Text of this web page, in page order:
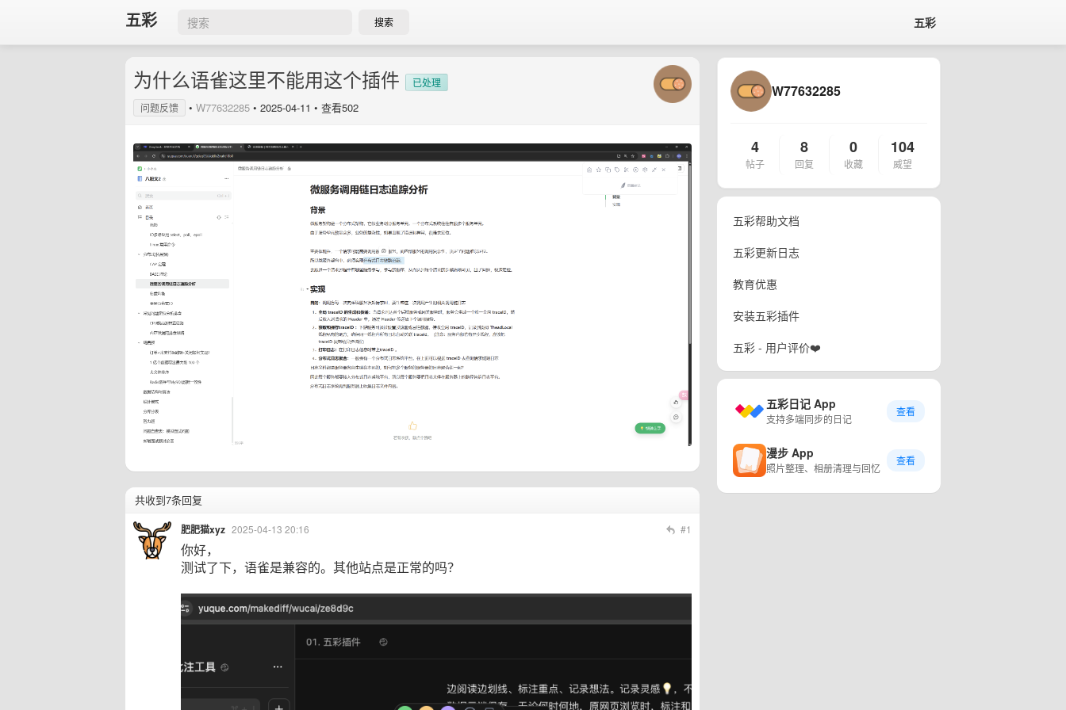
五彩 搜索 五彩
为什么语雀这里不能用这个插件
已处理
问题反馈
• W77632285 • 2025-04-11 • 查看502
共收到7条回复
肥肥猫xyz 2025-04-13 20:16 #1
你好，
测试了下，语雀是兼容的。其他站点是正常的吗？
W77632285
4
帖子
8
回复
0
收藏
104
威望
五彩帮助文档
五彩更新日志
教育优惠
安装五彩插件
五彩 - 用户评价❤️
五彩日记 App
支持多端同步的日记
查看
漫步 App
照片整理、相册清理与回忆
查看